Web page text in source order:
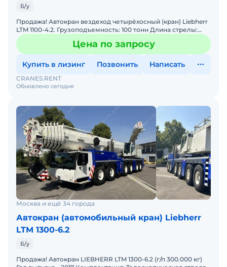
Б/у
Продажа! Автокран вездеход четырёхосный (кран) Liebherr
LTM 1100-4.2. Грузоподъемность: 100 тонн Длина стрелы:
60+19 м Год выпуска - 2014 Комплектация: Ст
Цена по запросу
Купить в лизинг Позвонить Написать
Обновлено сегодня
CRANES.RENT
Москва и ещё 34 города
Автокран (автомобильный кран) Liebherr
LTM 1300-6.2
Б/у
Продажа! Автокран LIEBHERR LTM 1300-6.2 (г/п 300.000 кг)